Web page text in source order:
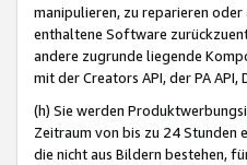
manipulieren, zu reparieren
enthaltene Software
andere zugrunde liegende
mit der Creators API, der PA
(h) Sie werden
Zeitraum von bis zu 24 Stunden
die nicht aus Bildern bestehen,